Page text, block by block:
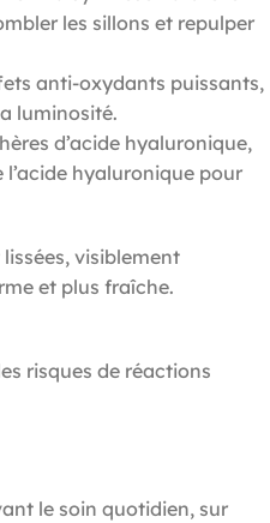
les sillons et repulper
anti-oxydants puissants,
luminosité.
d’acide hyaluronique,
hyaluronique pour
visiblement
et plus fraîche.
risques de réactions
le soin quotidien, sur